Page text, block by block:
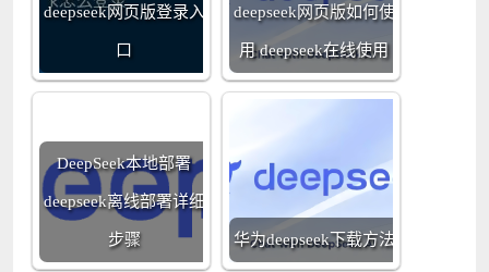
deepseek网页版登录入
口
deepseek网页版如何使
用 deepseek在线使用
DeepSeek本地部署
deepseek离线部署详细
步骤 华为deepseek下载方法